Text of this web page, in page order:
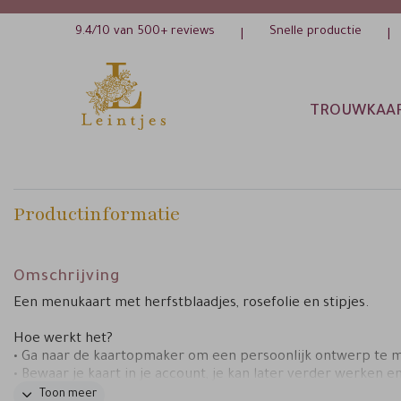
9.4/10 van 500+ reviews Snelle productie
Productinformatie
Omschrijving
Een menukaart met herfstblaadjes, rosefolie en stipjes.
Hoe werkt het?
• Ga naar de kaartopmaker om een persoonlijk ontwerp te
• Bewaar je kaart in je account, je kan later verder werken en
bestel een proefdruk.
Toon meer